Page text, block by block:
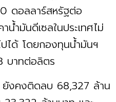
ดอลลาร์สหรัฐต่อ
นํ้ามันดีเซลในประเทศไม่
ได้ โดยกองทุนนํ้ามันฯ
บาทต่อลิตร
ยังคงติดลบ 68,327 ล้าน